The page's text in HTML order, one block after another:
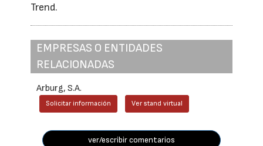
Trend.
EMPRESAS O ENTIDADES
RELACIONADAS
Arburg, S.A.
Solicitar información Ver stand virtual
ver/escribir comentarios